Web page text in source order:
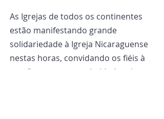
As Igrejas de todos os continentes
estão manifestando grande
solidariedade à Igreja Nicaraguense
nestas horas, convidando os fiéis à
oração e a uma proximidade ativa